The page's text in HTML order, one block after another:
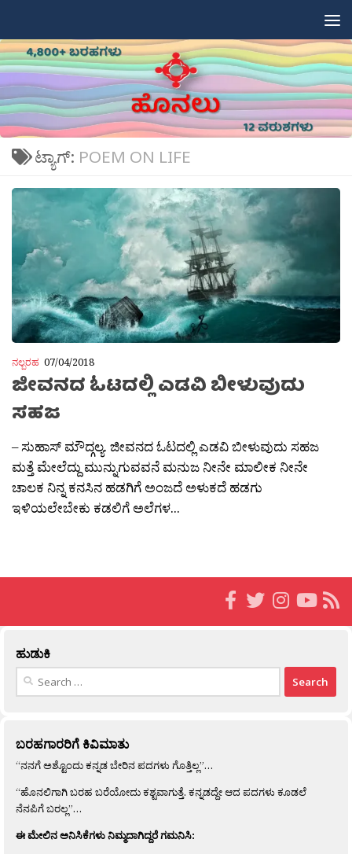
ಟ್ಯಾಗ್: POEM ON LIFE
ನಲ್ಬರಹ 07/04/2018
ಜೀವನದ ಓಟದಲ್ಲಿ ಎಡವಿ ಬೀಳುವುದು
ಸಹಜ
– ಸುಹಾಸ್ ಮೌದ್ಗಲ್ಯ. ಜೀವನದ ಓಟದಲ್ಲಿ ಎಡವಿ ಬೀಳುವುದು ಸಹಜ
ಮತ್ತೆ ಮೇಲೆದ್ದು ಮುನ್ನುಗುವವನೆ ಮನುಜ ನೀನೇ ಮಾಲೀಕ ನೀನೇ
ಚಾಲಕ ನಿನ್ನ ಕನಸಿನ ಹಡಗಿಗೆ ಅಂಜದೆ ಅಳುಕದೆ ಹಡಗು
ಇಳಿಯಲೇಬೇಕು ಕಡಲಿಗೆ ಅಲೆಗಳ...
ಹುಡುಕಿ
Search
ಬರಹಗಾರರಿಗೆ ಕಿವಿಮಾತು
“ನನಗೆ ಅಶ್ಟೊಂದು ಕನ್ನಡ ಬೇರಿನ ಪದಗಳು ಗೊತ್ತಿಲ್ಲ”…
“ಹೊನಲಿಗಾಗಿ ಬರಹ ಬರೆಯೋದು ಕಶ್ಟವಾಗುತ್ತೆ. ಕನ್ನಡದ್ದೇ ಆದ ಪದಗಳು ಕೂಡಲೆ
ನೆನಪಿಗೆ ಬರಲ್ಲ”…
ಈ ಮೇಲಿನ ಅನಿಸಿಕೆಗಳು ನಿಮ್ಮದಾಗಿದ್ದರೆ ಗಮನಿಸಿ: